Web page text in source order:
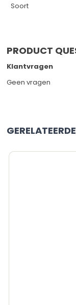
Soort
PRODUCT
Klantvragen
Geen vragen